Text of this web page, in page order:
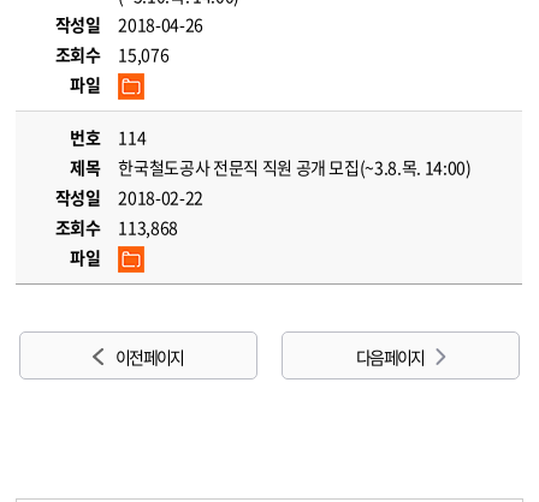
작성일
2018-04-26
조회수
15,076
파일
번호
114
제목
한국철도공사 전문직 직원 공개 모집(~3.8.목. 14:00)
작성일
2018-02-22
조회수
113,868
파일
이전 페이지 다음 페이지